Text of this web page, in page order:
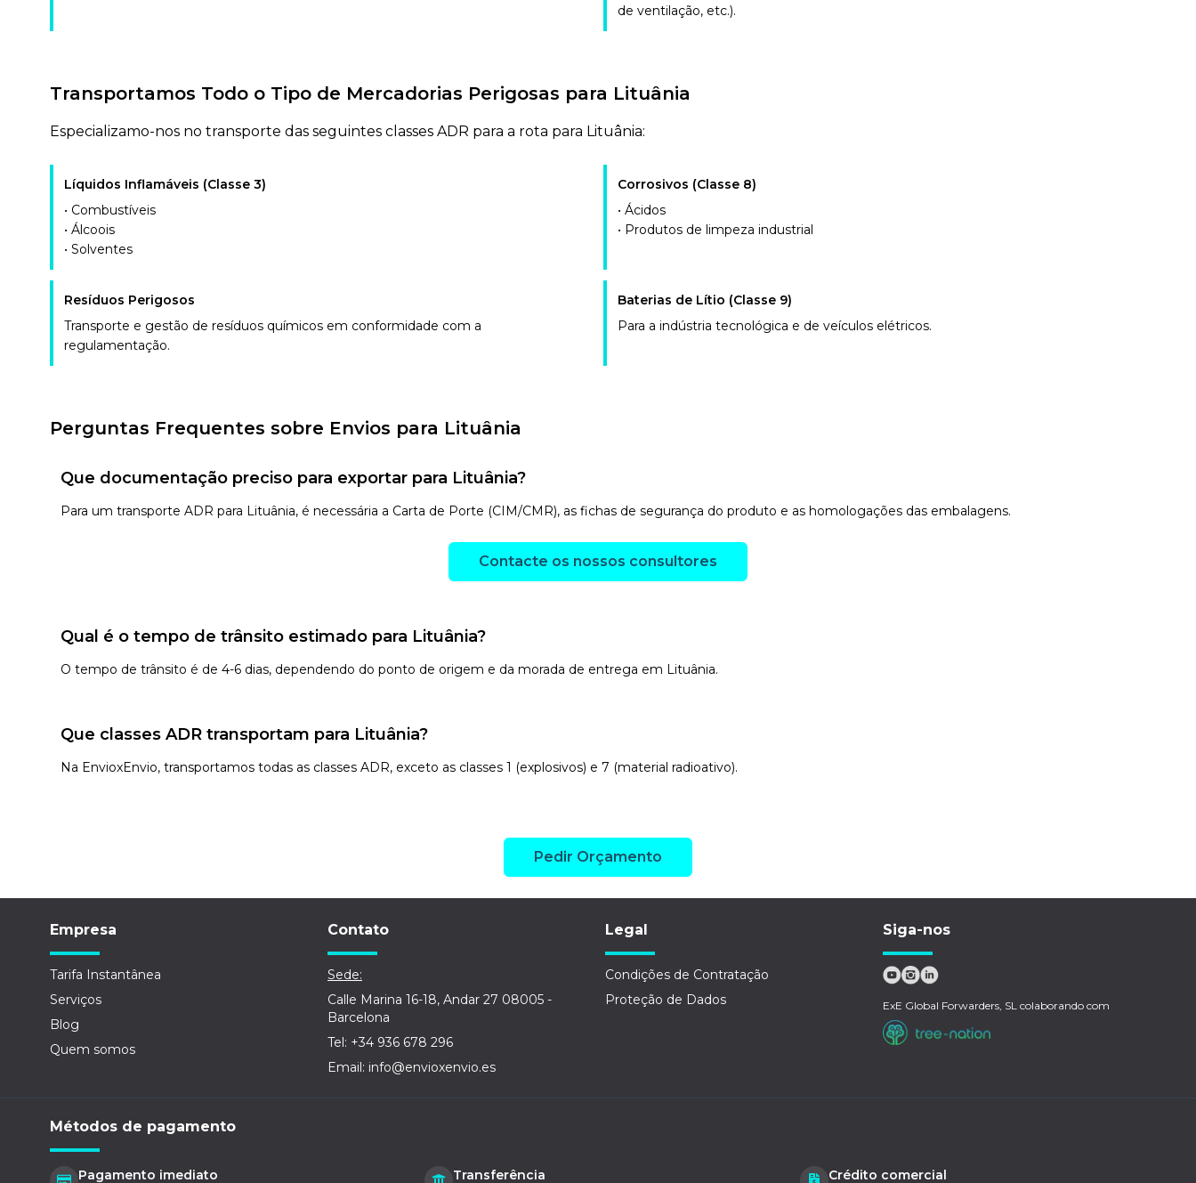
de ventilação, etc.).
Transportamos Todo o Tipo de Mercadorias Perigosas para Lituânia
Especializamo-nos no transporte das seguintes classes ADR para a rota para Lituânia:
Líquidos Inflamáveis (Classe 3)
• Combustíveis
• Álcoois
• Solventes
Corrosivos (Classe 8)
• Ácidos
• Produtos de limpeza industrial
Resíduos Perigosos
Transporte e gestão de resíduos químicos em conformidade com a
regulamentação.
Baterias de Lítio (Classe 9)
Para a indústria tecnológica e de veículos elétricos.
Perguntas Frequentes sobre Envios para Lituânia
Que documentação preciso para exportar para Lituânia?
Para um transporte ADR para Lituânia, é necessária a Carta de Porte (CIM/CMR), as fichas de segurança do produto e as homologações das embalagens.
Contacte os nossos consultores
Qual é o tempo de trânsito estimado para Lituânia?
O tempo de trânsito é de 4-6 dias, dependendo do ponto de origem e da morada de entrega em Lituânia.
Que classes ADR transportam para Lituânia?
Na EnvioxEnvio, transportamos todas as classes ADR, exceto as classes 1 (explosivos) e 7 (material radioativo).
Pedir Orçamento
Empresa
Tarifa Instantânea
Serviços
Blog
Quem somos
Contato
Sede:
Calle Marina 16-18, Andar 27 08005 -
Barcelona
Tel: +34 936 678 296
Email: info@envioxenvio.es
Legal
Condições de Contratação
Proteção de Dados
Siga-nos
ExE Global Forwarders, SL colaborando com
Métodos de pagamento
Pagamento imediato Transferência Crédito comercial